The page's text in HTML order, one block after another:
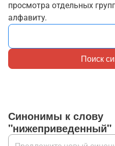
просмотра отдельных
алфавиту.
Поиск
Синонимы к слову
"нижеприведенный"